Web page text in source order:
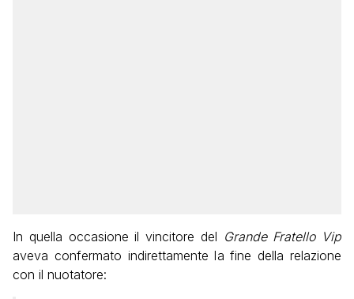
In quella occasione il vincitore del Grande Fratello Vip
aveva confermato indirettamente la fine della relazione
con il nuotatore: